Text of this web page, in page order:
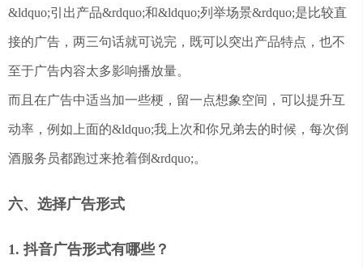
&ldquo;引出产品&rdquo;和&ldquo;列举场景&rdquo;是比较直
接的广告，两三句话就可说完，既可以突出产品特点，也不
至于广告内容太多影响播放量。
而且在广告中适当加一些梗，留一点想象空间，可以提升互
动率，例如上面的&ldquo;我上次和你兄弟去的时候，每次倒
酒服务员都跑过来抢着倒&rdquo;。
六、选择广告形式
1. 抖音广告形式有哪些？